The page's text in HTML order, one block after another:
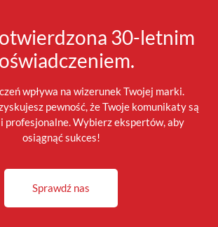
30-letnim
wpływa na wizerunek Twojej marki.
pewność, że Twoje komunikaty są
profesjonalne. Wybierz ekspertów, aby
osiągnąć sukces!
Sprawdź nas